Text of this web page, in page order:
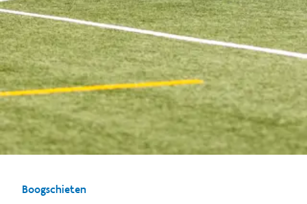
Boogschieten